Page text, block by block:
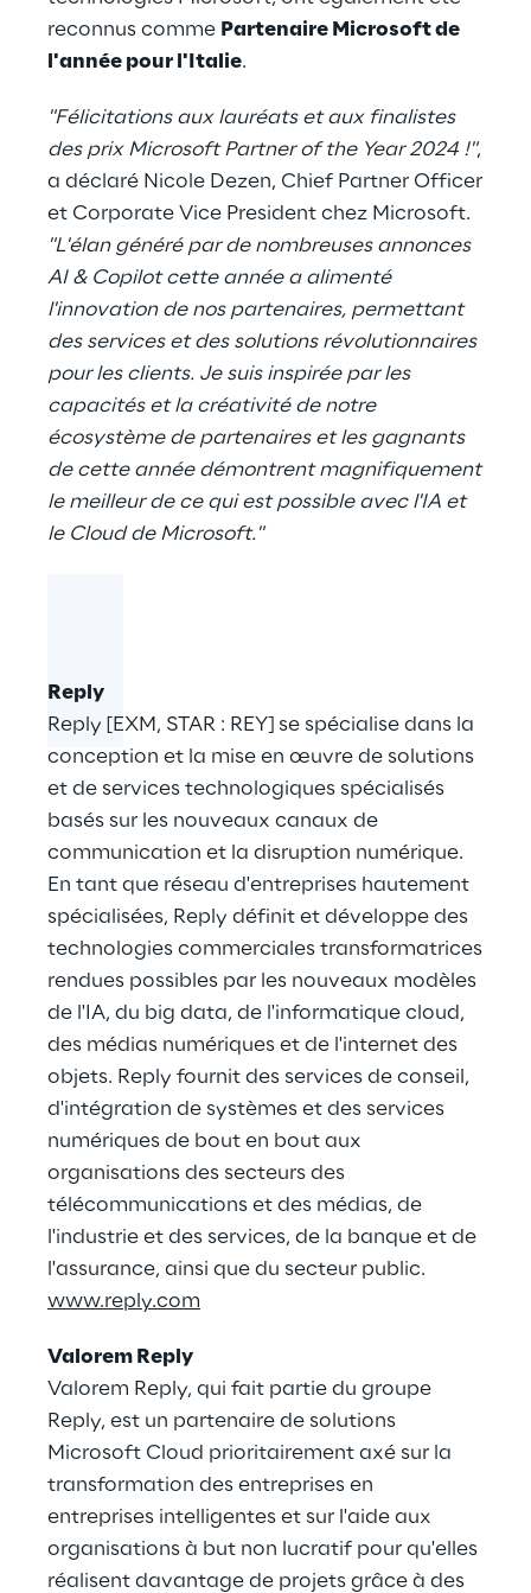
reconnus comme Partenaire Microsoft de
l'année pour l'Italie.
"Félicitations aux lauréats et aux finalistes
des prix Microsoft Partner of the Year 2024 !",
a déclaré Nicole Dezen, Chief Partner Officer
et Corporate Vice President chez Microsoft.
"L'élan généré par de nombreuses annonces
AI & Copilot cette année a alimenté
l'innovation de nos partenaires, permettant
des services et des solutions révolutionnaires
pour les clients. Je suis inspirée par les
capacités et la créativité de notre
écosystème de partenaires et les gagnants
de cette année démontrent magnifiquement
le meilleur de ce qui est possible avec l'IA et
le Cloud de Microsoft."
Reply
Reply [EXM, STAR : REY] se spécialise dans la
conception et la mise en œuvre de solutions
et de services technologiques spécialisés
basés sur les nouveaux canaux de
communication et la disruption numérique.
En tant que réseau d'entreprises hautement
spécialisées, Reply définit et développe des
technologies commerciales transformatrices
rendues possibles par les nouveaux modèles
de l'IA, du big data, de l'informatique cloud,
des médias numériques et de l'internet des
objets. Reply fournit des services de conseil,
d'intégration de systèmes et des services
numériques de bout en bout aux
organisations des secteurs des
télécommunications et des médias, de
l'industrie et des services, de la banque et de
l'assurance, ainsi que du secteur public.
www.reply.com
Valorem Reply
Valorem Reply, qui fait partie du groupe
Reply, est un partenaire de solutions
Microsoft Cloud prioritairement axé sur la
transformation des entreprises en
entreprises intelligentes et sur l'aide aux
organisations à but non lucratif pour qu'elles
réalisent davantage de projets grâce à des